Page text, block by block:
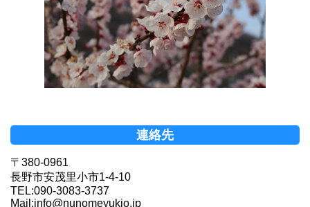
連絡先
〒380-0961
長野市安茂里小市1-4-10
TEL:090-3083-3737
Mail:info@nunomeyukio.jp